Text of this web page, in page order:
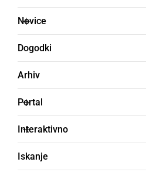
Novice
Dogodki
Arhiv
Portal
Interaktivno
Iskanje
spletna stran
GOSPODARSTVO